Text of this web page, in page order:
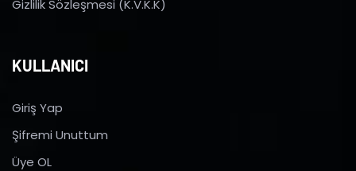
Gizlilik Sözleşmesi (K.V.K.K)
KULLANICI
Giriş Yap
Şifremi Unuttum
Üye OL